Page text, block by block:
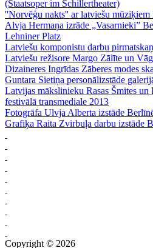
(Staatsoper im Schillertheater)
''Norvēģu nakts'' ar latviešu mūziķiem
Alvja Hermaņa izrāde „Vasarnieki”
Lehniner Platz
Latviešu komponistu darbu
Latviešu režisore Margo Zālīte un
Dizaineres Ingrīdas Zāberes modes
Guntara Sietiņa personālizstāde
Latvijas mākslinieku Rasas Šmites
festivālā transmediale 2013
Fotogrāfa Ulvja Alberta izstāde
Grafiķa Raita Zvirbuļa darbu izstāde
Copyright © 2026